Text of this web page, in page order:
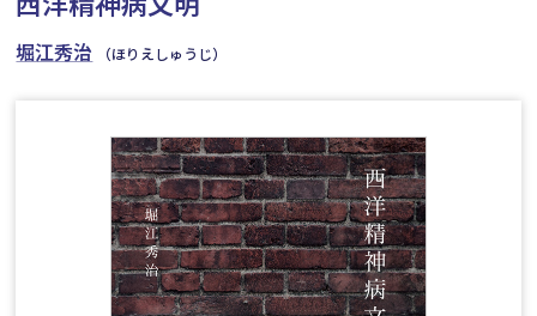
堀江秀治 （ほりえしゅうじ）